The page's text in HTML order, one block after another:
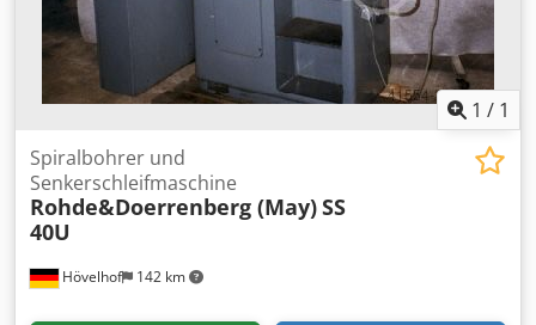
1 / 1
Hövelhof 142 km
Spiralbohrer und
Senkerschleifmaschine
Rohde&Doerrenberg (May)SS
40U